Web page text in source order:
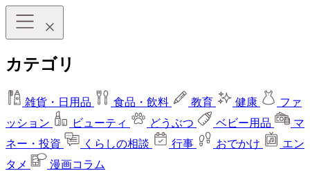
カテゴリ
雑貨・日用品 食品・飲料 教育 健康
ファ
ッション
ビューティ どうぶつ ベビー用品
マ
ネー・投資
くらしの相談 行事 おでかけ
エン
タメ
漫画コラム